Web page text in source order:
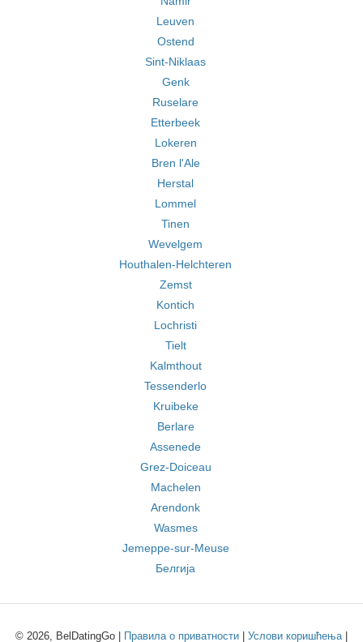
Leuven
Ostend
Sint-Niklaas
Genk
Ruselare
Etterbeek
Lokeren
Bren l'Ale
Herstal
Lommel
Tinen
Wevelgem
Houthalen-Helchteren
Zemst
Kontich
Lochristi
Tielt
Kalmthout
Tessenderlo
Kruibeke
Berlare
Assenede
Grez-Doiceau
Machelen
Arendonk
Wasmes
Jemeppe-sur-Meuse
Белгија
© 2026, BelDatingGo | Правила о приватности Услови коришћења|